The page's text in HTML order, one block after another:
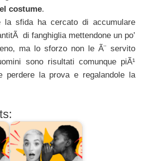
costume.
la sfida ha cercato di accumulare
di fanghiglia mettendone un po’
ma lo sforzo non le Ã¨ servito
sono risultati comunque piÃ¹
perdere la prova e regalandole la